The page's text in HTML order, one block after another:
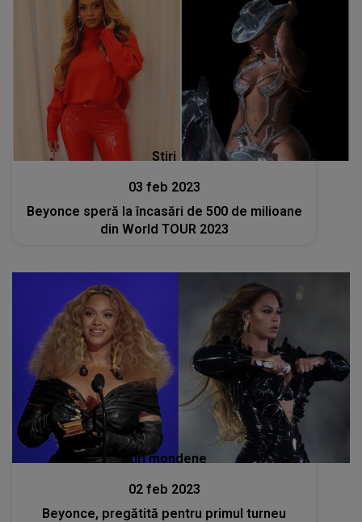
Stiri
03 feb 2023
Beyonce speră la încasări de 500 de milioane
din World TOUR 2023
Stiri mondene
02 feb 2023
Beyonce, pregătită pentru primul turneu